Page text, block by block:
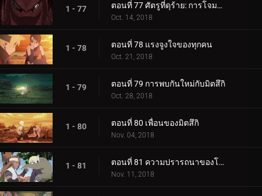
1 - 77 ตอนที่ 77 ศัตรูที่ดุร้าย: การโจมตีอันดุร้ายของการาก้า!
Oct. 14, 2018
1 - 78 ตอนที่ 78 แรงจูงใจของทุกคน
Oct. 21, 2018
1 - 79 ตอนที่ 79 การพบกันใหม่กับมิตสึกิ
Oct. 28, 2018
1 - 80 ตอนที่ 80 เพื่อนของมิตสึกิ
Nov. 04, 2018
1 - 81 ตอนที่ 81 ความปรารถนาของโบรูโตะ
Nov. 11, 2018